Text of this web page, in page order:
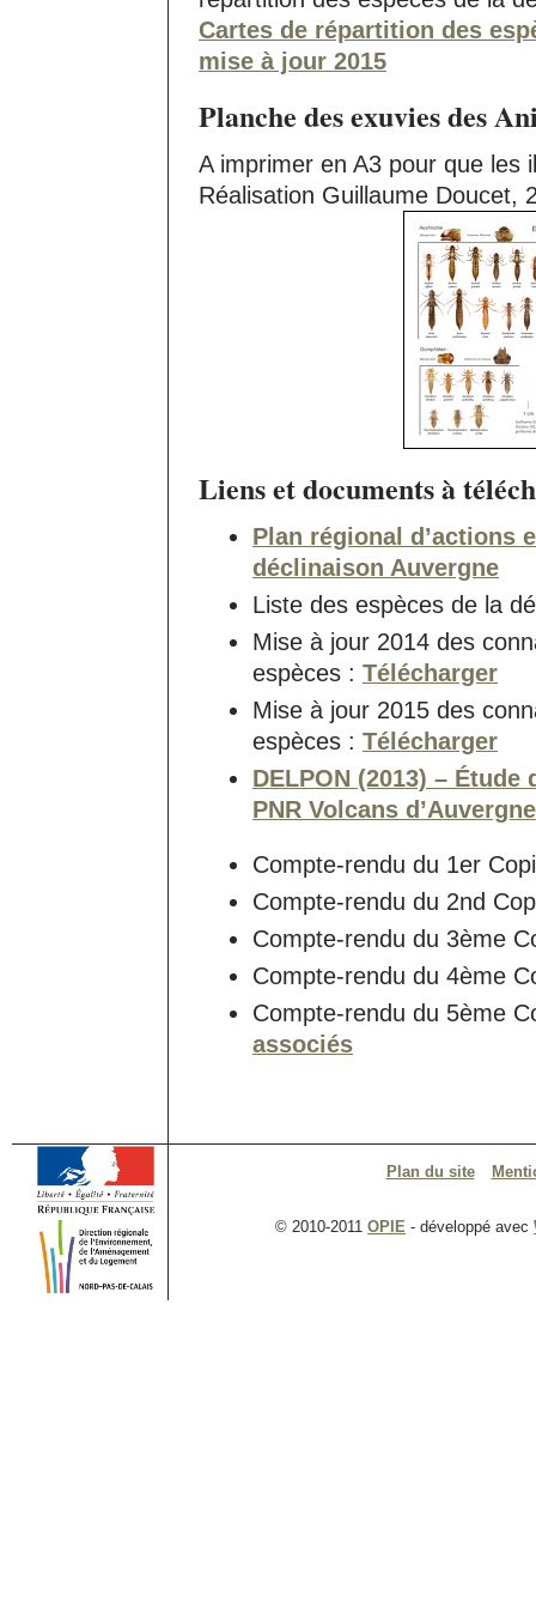
Cartes de répartition des
mise à jour 2015
Planche des exuvies des
A imprimer en A3 pour que les
Réalisation Guillaume Doucet,
Liens et documents à
Plan régional d’actions
déclinaison Auvergne
Liste des espèces de la
Mise à jour 2014 des
espèces : Télécharger
Mise à jour 2015 des
espèces : Télécharger
DELPON (2013) –
PNR Volcans d’Auvergne
Compte-rendu du 1er
Compte-rendu du 2nd
Compte-rendu du 3ème
Compte-rendu du 4ème
Compte-rendu du 5ème
associés
Plan du site
© 2010-2011 OPIE - développé avec